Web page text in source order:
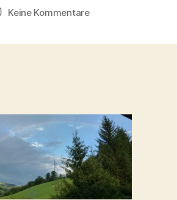
Keine Kommentarezu